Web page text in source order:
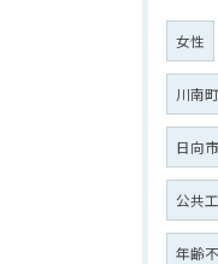
女性
川南町
日向市
公共
年齢